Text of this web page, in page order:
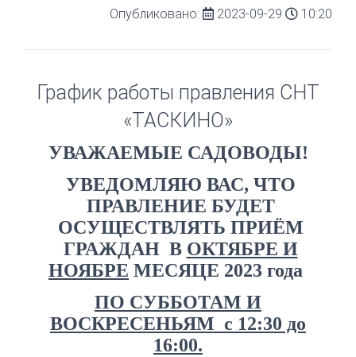
Опубликовано: 2023-09-29 10:20
График работы правления СНТ
«ТАСКИНО»
УВАЖАЕМЫЕ САДОВОДЫ!
УВЕДОМЛЯЮ ВАС, ЧТО
ПРАВЛЕНИЕ БУДЕТ
ОСУЩЕСТВЛЯТЬ ПРИЁМ
ГРАЖДАН В ОКТЯБРЕ И
НОЯБРЕ МЕСЯЦЕ 2023 года
ПО СУББОТАМ И
ВОСКРЕСЕНЬЯМ с 12:30 до
16:00.